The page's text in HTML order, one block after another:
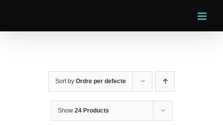
Sort by Ordre per defecte
Show 24 Products